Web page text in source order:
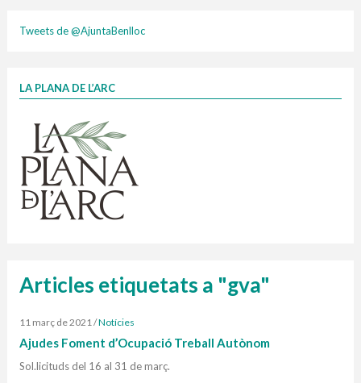
1 contenidors intel·ligents
Finançat per la Unió Europea – NextGenerationEU
Tweets de @AjuntaBenlloc
LA PLANA DE L’ARC
Articles etiquetats a "gva"
11 març de 2021/Notícies
Ajudes Foment d’Ocupació Treball Autònom
Sol.licituds del 16 al 31 de març.